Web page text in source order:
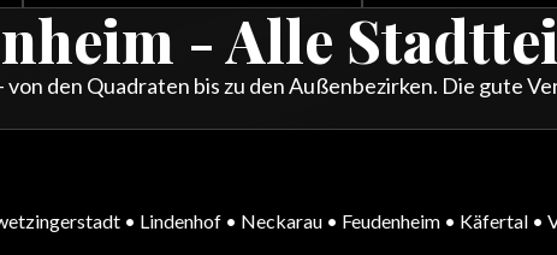
- Alle
den Quadraten bis zu den Außenbezirken. Die gute
• Lindenhof • Neckarau • Feudenheim • Käfertal •